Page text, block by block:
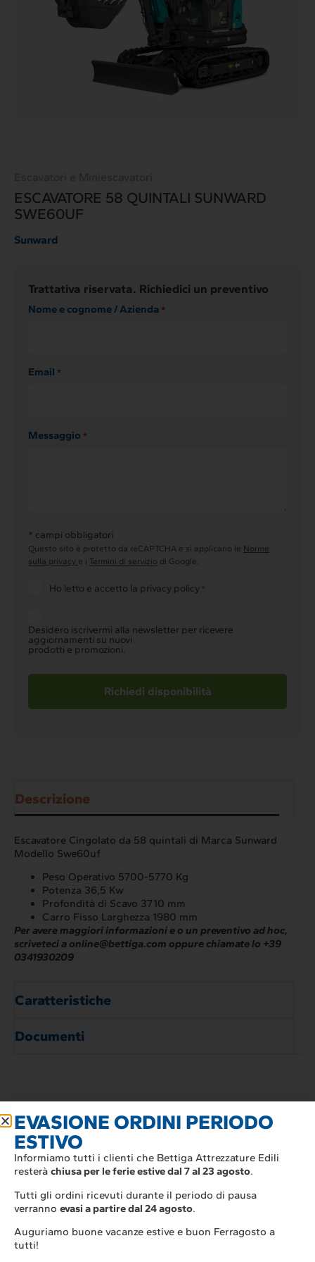
ESCAVATORE 58 QUINTALI SUNWARD
SWE60UF
Sunward
Trattativa riservata. Richiedici un preventivo
Nome e cognome / Azienda *
Email *
Messaggio *
* campi obbligatori
Questo sito è protetto da reCAPTCHA e si applicano le Norme
sulla privacy e i Termini di servizio di Google.
Consenso
Ho letto e accetto la privacy policy *
iscrizione
newsletter
Desidero iscrivermi alla newsletter per ricevere
aggiornamenti su nuovi
prodotti e promozioni.
Descrizione
Escavatore Cingolato da 58 quintali di Marca Sunward
Modello Swe60uf
Peso Operativo 5700-5770 Kg
Potenza 36,5 Kw
Profondità di Scavo 3710 mm
Carro Fisso Larghezza 1980 mm
Per avere maggiori informazioni e o un preventivo ad hoc,
scriveteci a online@bettiga.com oppure chiamate lo +39
0341930209
Caratteristiche
Documenti
Prodotti correlati
EVASIONE ORDINI PERIODO
ESTIVO
Informiamo tutti i clienti che Bettiga Attrezzature Edili
resterà chiusa per le ferie estive dal 7 al 23 agosto.
Tutti gli ordini ricevuti durante il periodo di pausa
verranno evasi a partire dal 24 agosto.
Auguriamo buone vacanze estive e buon Ferragosto a
tutti!